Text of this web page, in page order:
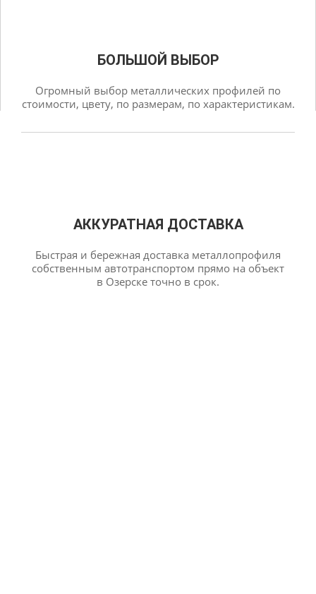
БОЛЬШОЙ ВЫБОР
Огромный выбор металлических профилей по
стоимости, цвету, по размерам, по характеристикам.
АККУРАТНАЯ ДОСТАВКА
Быстрая и бережная доставка металлопрофиля
собственным автотранспортом прямо на объект
в Озерске точно в срок.